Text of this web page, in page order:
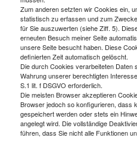
Zum anderen setzten wir Cookies ein,
statistisch zu erfassen und zum
für Sie auszuwerten (siehe Ziff. 5).
erneuten Besuch meiner Seite
unsere Seite besucht haben. Diese
definierten Zeit automatisch gelöscht.
Die durch Cookies verarbeiteten
Wahrung unserer berechtigten
S.1 lit. f DSGVO erforderlich.
Die meisten Browser akzeptieren
Browser jedoch so konfigurieren, dass
gespeichert werden oder stets ein
angelegt wird. Die vollständige
führen, dass Sie nicht alle Funktionen